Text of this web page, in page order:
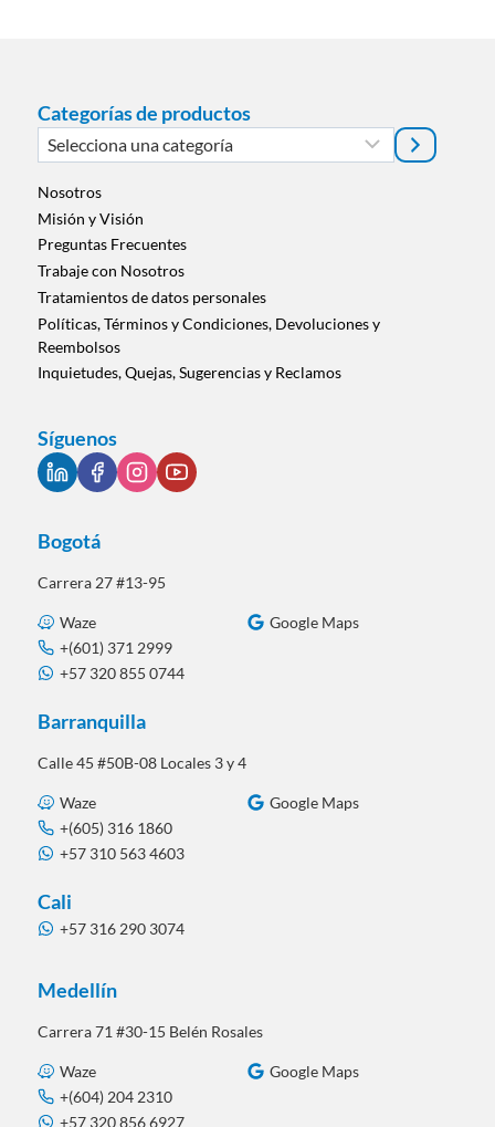
Categorías de productos
Selecciona
una
categoría
Nosotros
Misión y Visión
Preguntas Frecuentes
Trabaje con Nosotros
Tratamientos de datos personales
Políticas, Términos y Condiciones, Devoluciones y
Reembolsos
Inquietudes, Quejas, Sugerencias y Reclamos
Síguenos
Bogotá
Carrera 27 #13-95
Waze
Google Maps
+(601) 371 2999
+57 320 855 0744
Barranquilla
Calle 45 #50B-08 Locales 3 y 4
Waze
Google Maps
+(605) 316 1860
+57 310 563 4603
Cali
+57 316 290 3074
Medellín
Carrera 71 #30-15 Belén Rosales
Waze
Google Maps
+(604) 204 2310
+57 320 856 6927